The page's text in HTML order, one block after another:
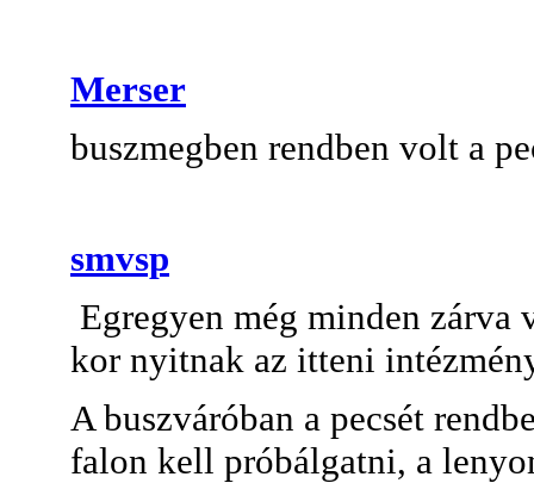
Merser
buszmegben rendben volt a
smvsp
Egregyen még minden
kor nyitnak az itteni
A buszváróban a pecsét
falon kell próbálgatni, a